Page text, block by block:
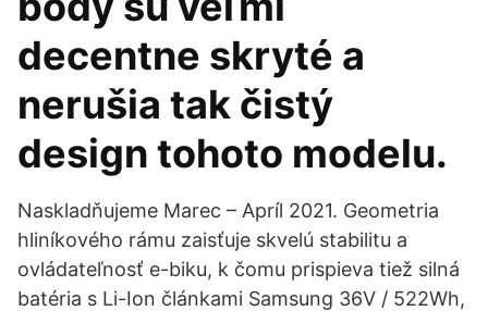
decentne skryté a
nerušia tak čistý
design tohoto modelu.
Naskladňujeme Marec – Apríl 2021. Geometria
hliníkového rámu zaisťuje skvelú stabilitu a
ovládateľnosť e-biku, k čomu prispieva tiež silná
batéria s Li-Ion článkami Samsung 36V / 522Wh,